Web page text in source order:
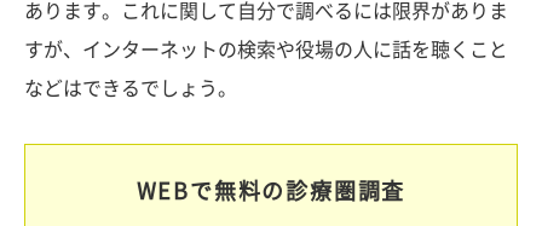
あります。これに関して自分で調べるには限界がありま
すが、インターネットの検索や役場の人に話を聴くこと
などはできるでしょう。
WEBで無料の診療圏調査